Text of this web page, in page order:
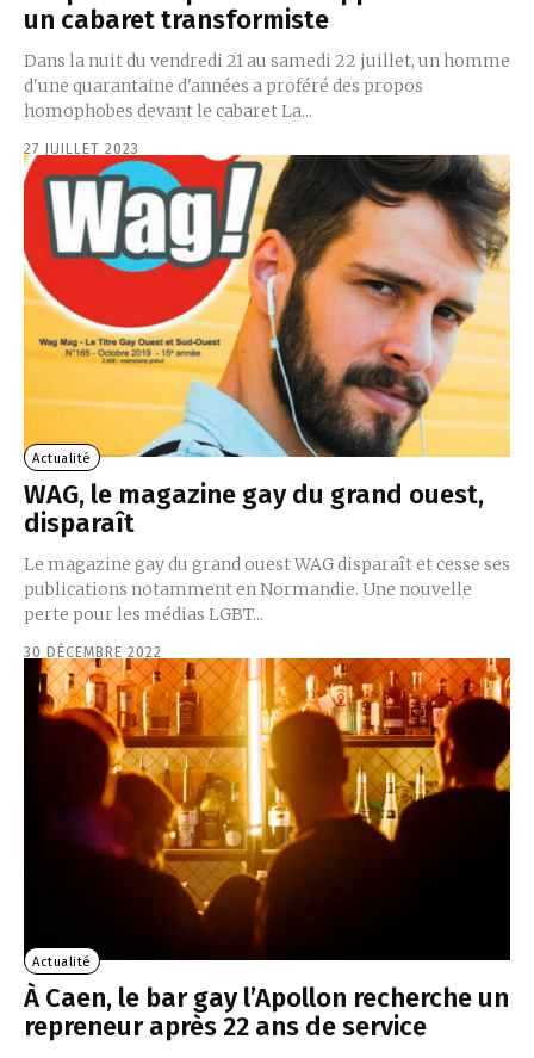
un cabaret transformiste
Dans la nuit du vendredi 21 au samedi 22 juillet, un homme
d'une quarantaine d'années a proféré des propos
homophobes devant le cabaret La...
27 JUILLET 2023
Actualité
WAG, le magazine gay du grand ouest,
disparaît
Le magazine gay du grand ouest WAG disparaît et cesse ses
publications notamment en Normandie. Une nouvelle
perte pour les médias LGBT...
30 DÉCEMBRE 2022
Actualité
À Caen, le bar gay l’Apollon recherche un
repreneur après 22 ans de service